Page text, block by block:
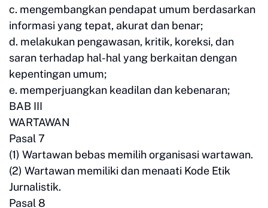
c. mengembangkan pendapat umum berdasarkan
informasi yang tepat, akurat dan benar;
d. melakukan pengawasan, kritik, koreksi, dan
saran terhadap hal-hal yang berkaitan dengan
kepentingan umum;
e. memperjuangkan keadilan dan kebenaran;
BAB III
WARTAWAN
Pasal 7
(1) Wartawan bebas memilih organisasi wartawan.
(2) Wartawan memiliki dan menaati Kode Etik
Jurnalistik.
Pasal 8